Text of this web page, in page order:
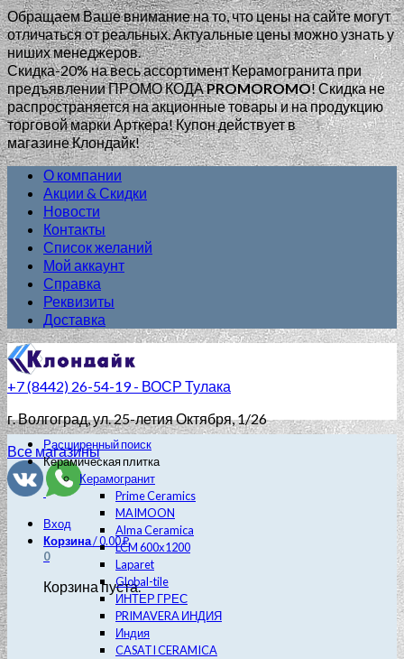
Обращаем Ваше внимание на то, что цены на сайте могут
отличаться от реальных. Актуальные цены можно узнать у
ниших менеджеров.
Скидка-20% на весь ассортимент Керамогранита при
предъявлении ПРОМО КОДАPROMOROMO!Скидка не
распространяется на акционные товары и на продукцию
торговой марки Арткера! Купон действует в
магазине Клондайк!
О компании
Акции & Скидки
Новости
Контакты
Список желаний
Мой аккаунт
Справка
Реквизиты
Доставка
+7 (8442) 26-54-19 - ВОСР Тулака
г. Волгоград, ул. 25-летия Октября, 1/26
Все магазины
Вход
Корзина/0.00₽
0
Корзина пуста.
Расширенный поиск
Керамическая плитка
Керамогранит
Prime Ceramics
MAIMOON
Alma Ceramica
LCM 600х1200
Laparet
Global-tile
ИНТЕР ГРЕС
PRIMAVERA ИНДИЯ
Индия
CASATI CERAMICA